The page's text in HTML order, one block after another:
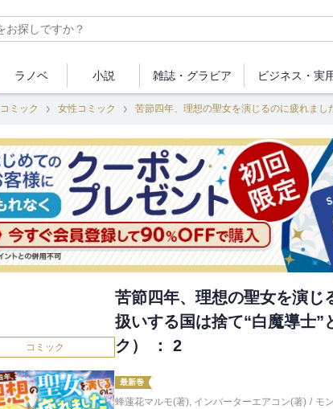
ラノベ 小説 雑誌・ グラビア ビジネス ・実
コミック 女性コミック
コミック
苦節四年、理想の聖女を演じ
扱いする国は捨て“白魔導士”
ク） ： 2
最新巻
蜂蓮花マルモ(著), インバーターエアコン(著) / モ